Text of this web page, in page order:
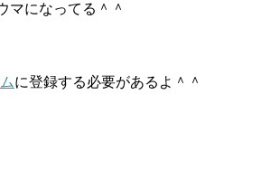
マになってる＾＾
に登録する必要があるよ＾＾